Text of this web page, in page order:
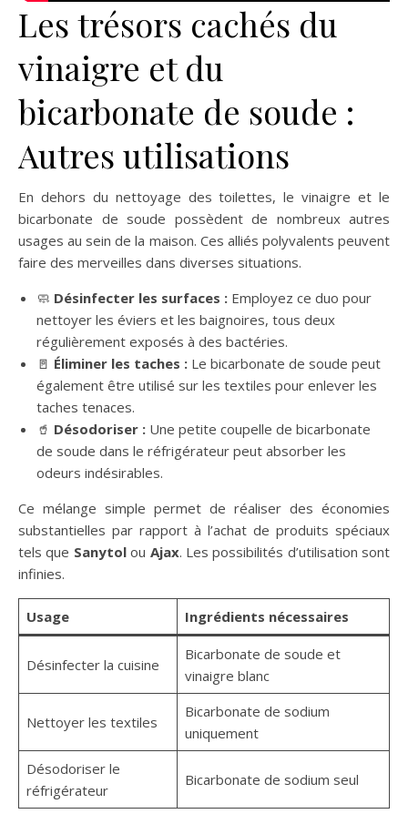
Les trésors cachés du
vinaigre et du
bicarbonate de soude :
Autres utilisations
En dehors du nettoyage des toilettes, le vinaigre et le
bicarbonate de soude possèdent de nombreux autres
usages au sein de la maison. Ces alliés polyvalents peuvent
faire des merveilles dans diverses situations.
🧼 Désinfecter les surfaces : Employez ce duo pour
nettoyer les éviers et les baignoires, tous deux
régulièrement exposés à des bactéries.
🚪 Éliminer les taches : Le bicarbonate de soude peut
également être utilisé sur les textiles pour enlever les
taches tenaces.
🥤 Désodoriser : Une petite coupelle de bicarbonate
de soude dans le réfrigérateur peut absorber les
odeurs indésirables.
Ce mélange simple permet de réaliser des économies
substantielles par rapport à l’achat de produits spéciaux
tels que Sanytolou Ajax. Les possibilités d’utilisation sont
infinies.
Usage Ingrédients nécessaires
Désinfecter la cuisine
Bicarbonate de soude et
vinaigre blanc
Nettoyer les textiles
Bicarbonate de sodium
uniquement
Désodoriser le
réfrigérateur
Bicarbonate de sodium seul